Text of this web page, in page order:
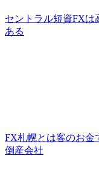
セントラル短資FXは
ある
FX札幌とは客のお金
倒産会社